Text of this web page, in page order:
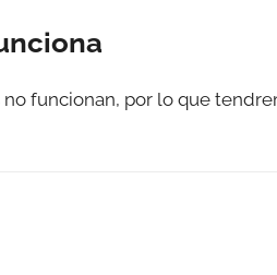
funcionan, por lo que